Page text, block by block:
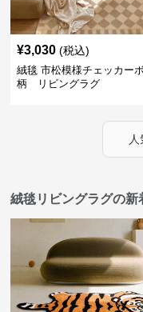
¥3,030 (税込)
絨毯 市松模様チェッカー
柄 リビングラグ
絨毯リビングラグの新